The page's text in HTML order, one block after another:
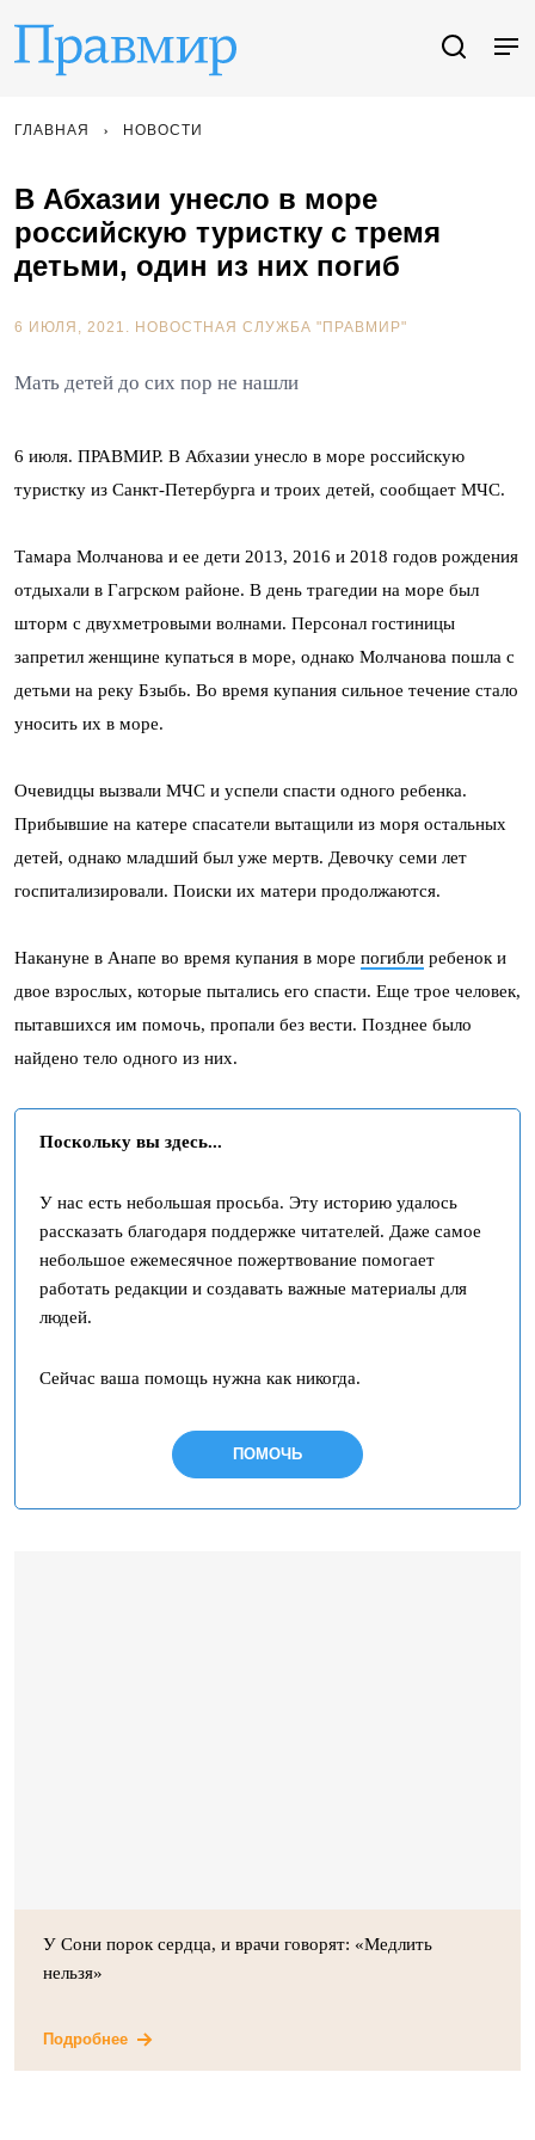
ГЛАВНАЯ НОВОСТИ
В Абхазии унесло в море
российскую туристку с тремя
детьми, один из них погиб
6 ИЮЛЯ, 2021. НОВОСТНАЯ СЛУЖБА "ПРАВМИР"
Мать детей до сих пор не нашли
6 июля. ПРАВМИР. В Абхазии унесло в море российскую
туристку из Санкт-Петербурга и троих детей, сообщает МЧС.
Тамара Молчанова и ее дети 2013, 2016 и 2018 годов рождения
отдыхали в Гагрском районе. В день трагедии на море был
шторм с двухметровыми волнами. Персонал гостиницы
запретил женщине купаться в море, однако Молчанова пошла с
детьми на реку Бзыбь. Во время купания сильное течение стало
уносить их в море.
Очевидцы вызвали МЧС и успели спасти одного ребенка.
Прибывшие на катере спасатели вытащили из моря остальных
детей, однако младший был уже мертв. Девочку семи лет
госпитализировали. Поиски их матери продолжаются.
Накануне в Анапе во время купания в море погибли ребенок и
двое взрослых, которые пытались его спасти. Еще трое человек,
пытавшихся им помочь, пропали без вести. Позднее было
найдено тело одного из них.
Поскольку вы здесь...
У нас есть небольшая просьба. Эту историю удалось
рассказать благодаря поддержке читателей. Даже самое
небольшое ежемесячное пожертвование помогает
работать редакции и создавать важные материалы для
людей.
Сейчас ваша помощь нужна как никогда.
ПОМОЧЬ
У Сони порок сердца, и врачи говорят: «Медлить
нельзя»
Подробнее